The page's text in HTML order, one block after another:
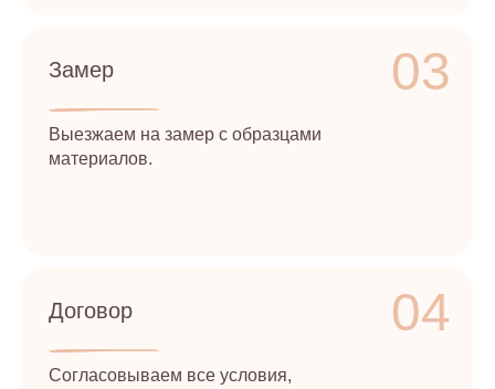
Замер 03
Выезжаем на замер с образцами
материалов.
Договор 04
Согласовываем все условия,